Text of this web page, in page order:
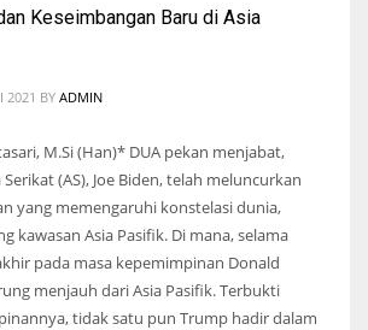
Keseimbangan Baru di Asia
2021 BY ADMIN
M.Si (Han)* DUA pekan menjabat,
(AS), Joe Biden, telah meluncurkan
yang memengaruhi konstelasi dunia,
kawasan Asia Pasifik. Di mana, selama
pada masa kepemimpinan Donald
menjauh dari Asia Pasifik. Terbukti
tidak satu pun Trump hadir dalam